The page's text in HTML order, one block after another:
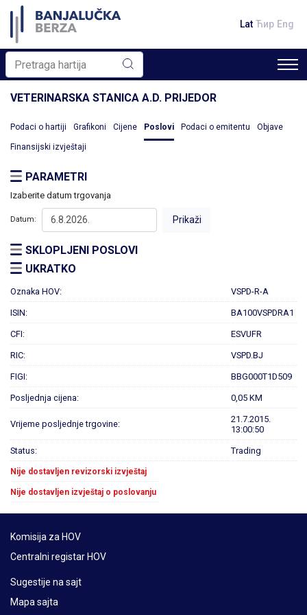
Lat Ћир Eng
VETERINARSKA STANICA A.D. PRIJEDOR
Podaci o hartiji Grafikoni Cijene Poslovi Podaci o emitentu Objave
Finansijski izvještaji
PARAMETRI
Izaberite datum trgovanja
Datum:
SKLOPLJENI POSLOVI
UKRATKO
Oznaka HOV: VSPD-R-A
ISIN: BA100VSPDRA1
CFI: ESVUFR
RIC: VSPD.BJ
FIGI: BBG000T1D509
Posljednja cijena: 0,05 KM
Vrijeme posljednje trgovine:
21.7.2015.
13:00:50
Status: Trading
Nije dostavljen revizorski izvještaj
Nije dostavljen izvještaj o poslovanju
Komisija za HOV
Centralni registar HOV
Sugestije na sajt
Mapa sajta